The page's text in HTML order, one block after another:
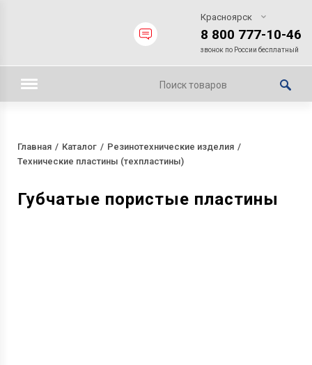
Красноярск
8 800 777-10-46
звонок по России бесплатный
Главная Каталог
Резинотехнические изделия
Технические пластины (техпластины)
Губчатые пористые пластины